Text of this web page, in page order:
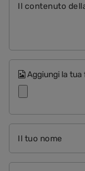
Il contenuto
Aggiungi la
Il tuo nome